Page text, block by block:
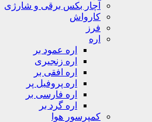
آچار بکس برقی و شارژی
کارواش
فرز
اره
اره عمود بر
اره زنجیری
اره افقی بر
اره پروفیل پر
اره فارسی بر
اره گرد بر
کمپرسور هوا